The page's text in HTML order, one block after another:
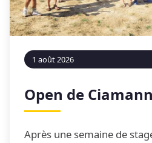
1 août 2026
Open de
Après une semaine de